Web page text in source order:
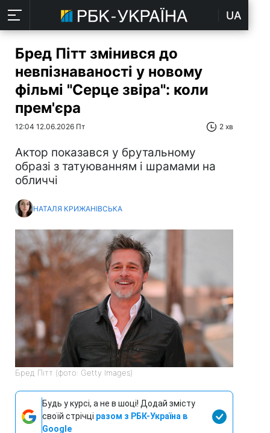
UA
Бред Пітт змінився до
невпізнаваності у новому
фільмі "Серце звіра": коли
прем'єра
12:04 12.06.2026 Пт 2 хв
Актор показався у брутальному
образі з татуюванням і шрамами на
обличчі
НАТАЛЯ КРИЖАНІВСЬКА
Бред Пітт (фото: Getty Images)
Будь у курсі, а не в шоці! Додай змісту
своїй стрічці разом з РБК-Україна в
Google